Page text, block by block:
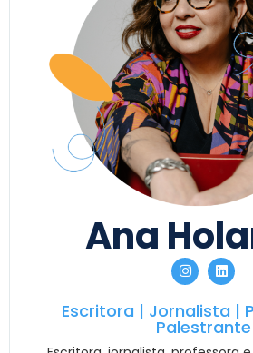
Ana
Escritora | Jornalista |
Palestrante